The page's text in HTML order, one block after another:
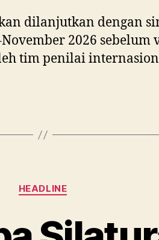
dilanjutkan dengan
2026 sebelum
tim penilai
Categories
HEADLINE